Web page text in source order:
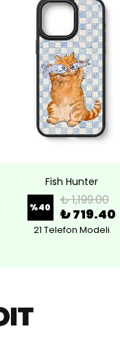
Fish Hunter
%40 ₺ 1,199.00
₺ 719.40
21 Telefon Modeli